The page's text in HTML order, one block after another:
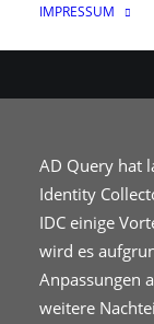
IMPRESSUM
AD Query hat
Identity
IDC einige
wird es
Anpassungen
weitere